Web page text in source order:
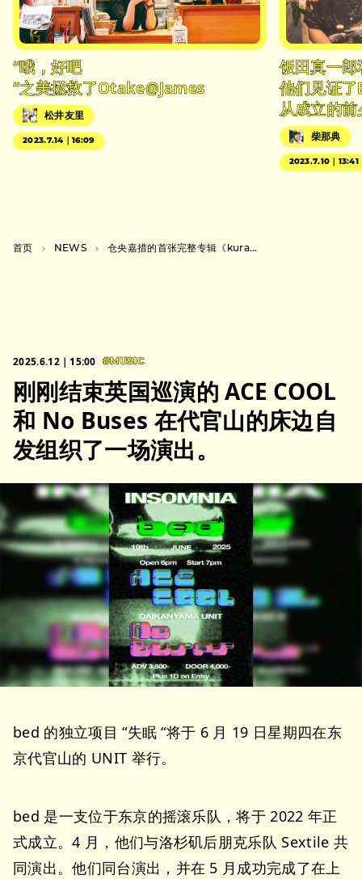
“哦，好吧
“之美拯救了Otake@James
松井友里
2023.7.14｜16:09
饭田真一
他们见证
从成立的
柴那典
2023.7.10｜13:41
首页 NEWS 仓央嘉措的首张完整专辑《kurayamisaka yori ai wo komete》将于 9 月发行。
2025.6.12｜15:00 #MUSIC
刚刚结束英国巡演的 ACE COOL
和 No Buses 在代官山的床边自
发组织了一场演出。
bed 的独立项目 “失眠 “将于 6 月 19 日星期四在东
京代官山的 UNIT 举行。
bed 是一支位于东京的摇滚乐队，将于 2022 年正
式成立。4 月，他们与洛杉矶后朋克乐队 Sextile 共
同演出。他们同台演出，并在 5 月成功完成了在上